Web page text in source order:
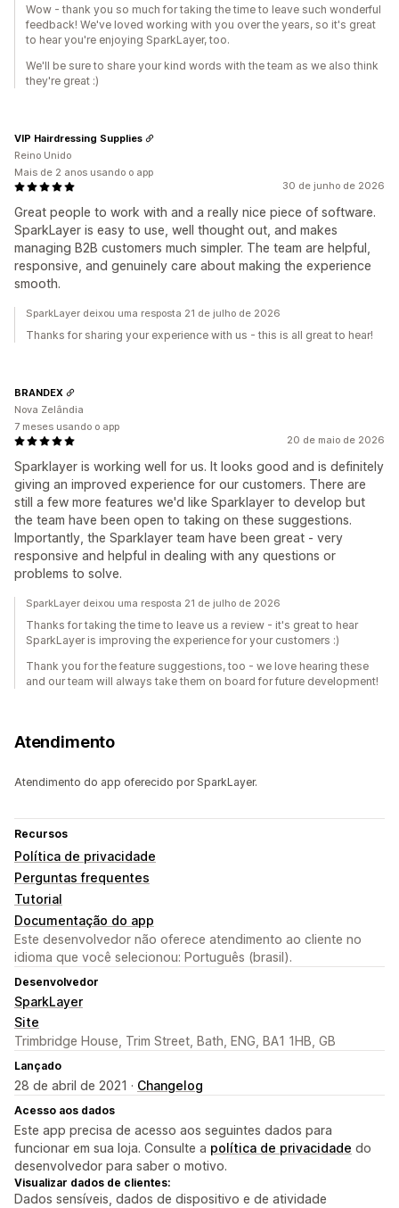
Wow - thank you so much for taking the time to leave such wonderful
feedback! We've loved working with you over the years, so it's great
to hear you're enjoying SparkLayer, too.
We'll be sure to share your kind words with the team as we also think
they're great :)
30 de junho de 2026
Great people to work with and a really nice piece of software.
SparkLayer is easy to use, well thought out, and makes
managing B2B customers much simpler. The team are helpful,
responsive, and genuinely care about making the experience
smooth.
VIP Hairdressing Supplies
Reino Unido
Mais de 2 anos usando o app
SparkLayer deixou uma resposta 21 de julho de 2026
Thanks for sharing your experience with us - this is all great to hear!
20 de maio de 2026
Sparklayer is working well for us. It looks good and is definitely
giving an improved experience for our customers. There are
still a few more features we'd like Sparklayer to develop but
the team have been open to taking on these suggestions.
Importantly, the Sparklayer team have been great - very
responsive and helpful in dealing with any questions or
problems to solve.
BRANDEX
Nova Zelândia
7 meses usando o app
SparkLayer deixou uma resposta 21 de julho de 2026
Thanks for taking the time to leave us a review - it's great to hear
SparkLayer is improving the experience for your customers :)
Thank you for the feature suggestions, too - we love hearing these
and our team will always take them on board for future development!
Atendimento
Atendimento do app oferecido por SparkLayer.
Recursos
Política de privacidade
Perguntas frequentes
Tutorial
Documentação do app
Este desenvolvedor não oferece atendimento ao cliente no
idioma que você selecionou: Português (brasil).
Desenvolvedor
SparkLayer
Site
Trimbridge House, Trim Street, Bath, ENG, BA1 1HB, GB
Lançado
28 de abril de 2021 · Changelog
Acesso aos dados
Este app precisa de acesso aos seguintes dados para
funcionar em sua loja. Consulte a política de privacidade do
desenvolvedor para saber o motivo.
Visualizar dados de clientes:
Dados sensíveis, dados de dispositivo e de atividade